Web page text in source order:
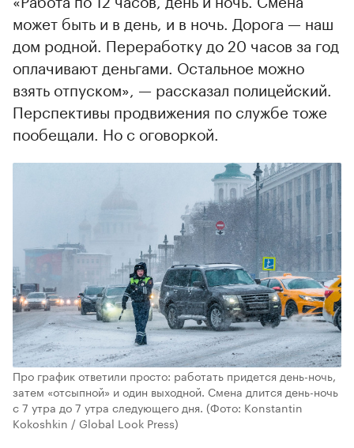
может быть и в день, и в ночь. Дорога — наш
дом родной. Переработку до 20 часов за год
оплачивают деньгами. Остальное можно
взять отпуском», — рассказал полицейский.
Перспективы продвижения по службе тоже
пообещали. Но с оговоркой.
Про график ответили просто: работать придется день-ночь,
затем «отсыпной» и один выходной. Смена длится день-ночь
с 7 утра до 7 утра следующего дня. (Фото: Konstantin
Kokoshkin / Global Look Press)